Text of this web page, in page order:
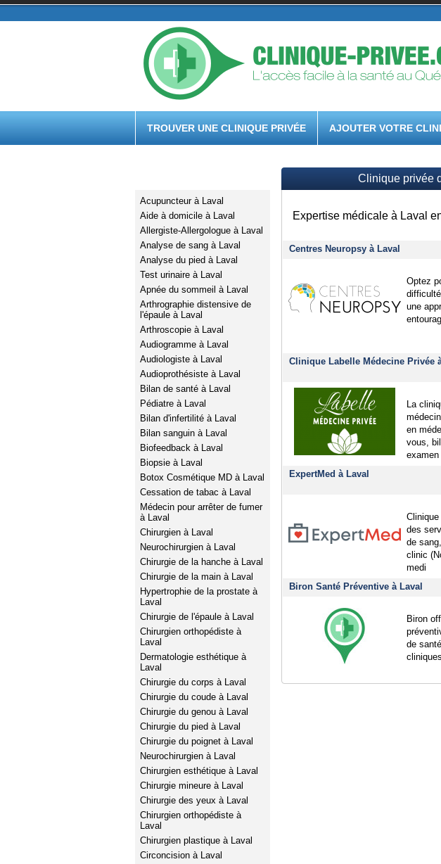
TROUVER UNE CLINIQUE PRIVÉE AJOUTER VOTRE
Acupuncteur à Laval
Aide à domicile à Laval
Allergiste-Allergologue à Laval
Analyse de sang à Laval
Analyse du pied à Laval
Test urinaire à Laval
Apnée du sommeil à Laval
Arthrographie distensive de
l'épaule à Laval
Arthroscopie à Laval
Audiogramme à Laval
Audiologiste à Laval
Audioprothésiste à Laval
Bilan de santé à Laval
Pédiatre à Laval
Bilan d'infertilité à Laval
Bilan sanguin à Laval
Biofeedback à Laval
Biopsie à Laval
Botox Cosmétique MD à Laval
Cessation de tabac à Laval
Médecin pour arrêter de fumer
à Laval
Chirurgien à Laval
Neurochirurgien à Laval
Chirurgie de la hanche à Laval
Chirurgie de la main à Laval
Hypertrophie de la prostate à
Laval
Chirurgie de l'épaule à Laval
Chirurgien orthopédiste à
Laval
Dermatologie esthétique à
Laval
Chirurgie du corps à Laval
Chirurgie du coude à Laval
Chirurgie du genou à Laval
Chirurgie du pied à Laval
Chirurgie du poignet à Laval
Neurochirurgien à Laval
Chirurgien esthétique à Laval
Chirurgie mineure à Laval
Chirurgie des yeux à Laval
Chirurgien orthopédiste à
Laval
Chirurgien plastique à Laval
Circoncision à Laval
Clinique privée
Expertise médicale à Laval
Centres Neuropsy à Laval
Optez
une
Clinique Labelle Médecine Privée
La
en
vous,
examen
ExpertMed à Laval
des
de
clinic
medi
Biron Santé Préventive à Laval
Biron
de